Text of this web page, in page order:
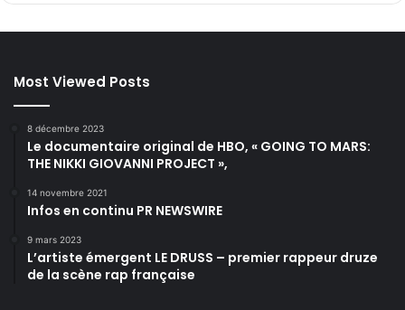
Most Viewed Posts
8 décembre 2023
Le documentaire original de HBO, « GOING TO MARS:
THE NIKKI GIOVANNI PROJECT »,
14 novembre 2021
Infos en continu PR NEWSWIRE
9 mars 2023
L’artiste émergent LE DRUSS – premier rappeur druze
de la scène rap française